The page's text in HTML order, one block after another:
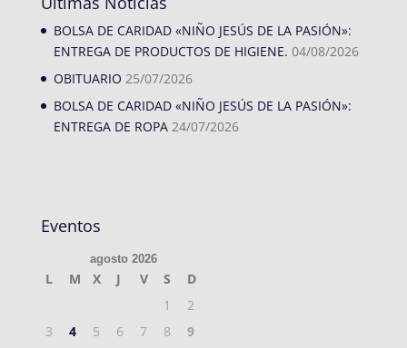
BOLSA DE CARIDAD «NIÑO JESÚS DE LA PASIÓN»:
ENTREGA DE PRODUCTOS DE HIGIENE. 04/08/2026
OBITUARIO 25/07/2026
BOLSA DE CARIDAD «NIÑO JESÚS DE LA PASIÓN»:
ENTREGA DE ROPA 24/07/2026
Eventos
agosto 2026
L M X J V S
D
1
2
3
4 5 6 7 8
9